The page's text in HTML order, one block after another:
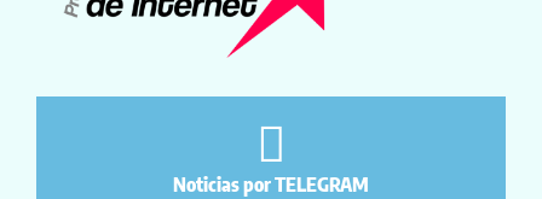
Noticias por TELEGRAM